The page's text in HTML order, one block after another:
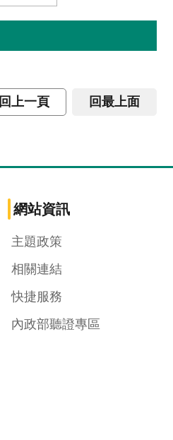
回上一頁 回最上面
網站資訊
主題政策
相關連結
快捷服務
內政部聽證專區